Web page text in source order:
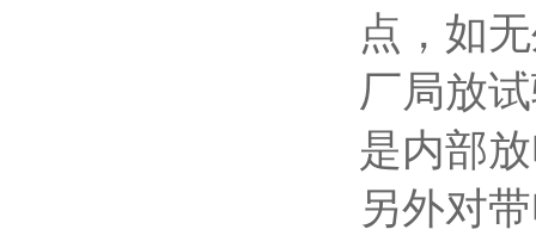
点，如
厂局放
是内部
另外对